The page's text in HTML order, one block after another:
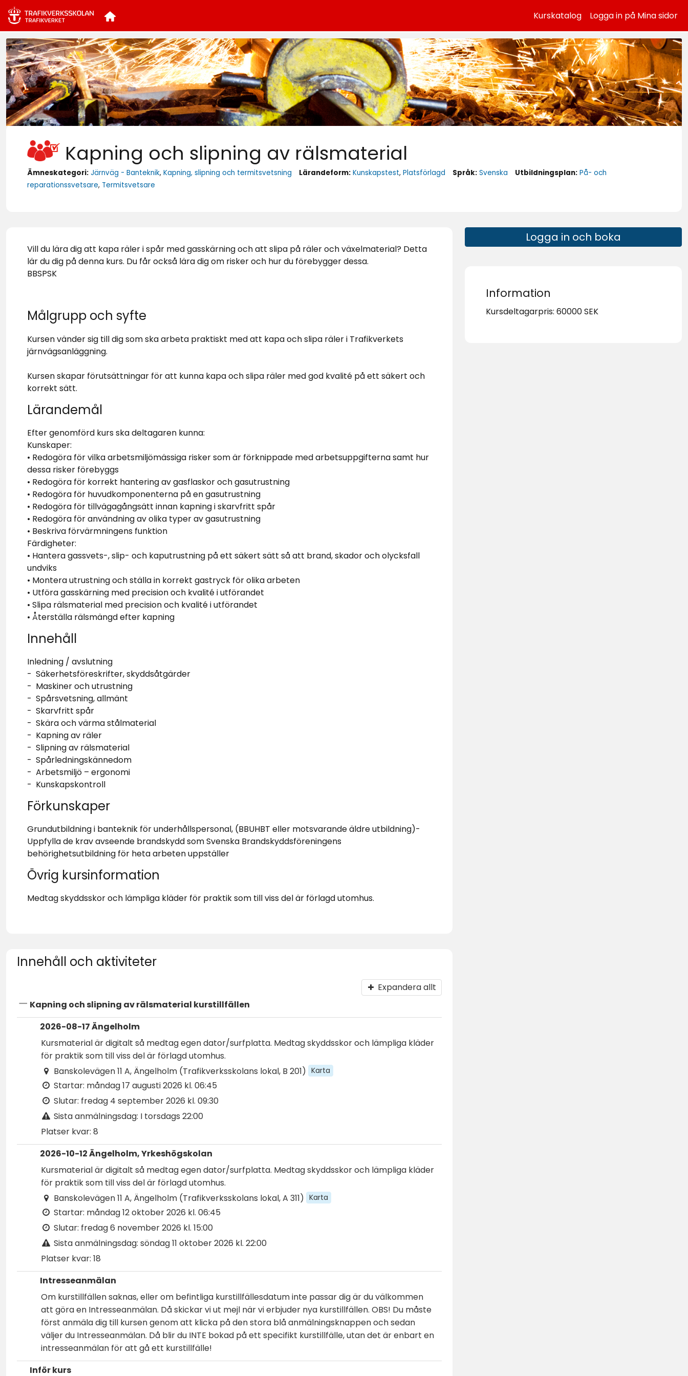
Kurskatalog Logga in på Mina sidor
Kapning och slipning av rälsmaterial
Ämneskategori: Järnväg - Banteknik, Kapning, slipning och termitsvetsning Lärandeform: Kunskapstest, Platsförlagd Språk: Svenska Utbildningsplan: På- och
reparationssvetsare, Termitsvetsare
Vill du lära dig att kapa räler i spår med gasskärning och att slipa på räler och växelmaterial? Detta
lär du dig på denna kurs. Du får också lära dig om risker och hur du förebygger dessa.
BBSPSK
Målgrupp och syfte
Kursen vänder sig till dig som ska arbeta praktiskt med att kapa och slipa räler i Trafikverkets
järnvägsanläggning.
Kursen skapar förutsättningar för att kunna kapa och slipa räler med god kvalité på ett säkert och
korrekt sätt.
Lärandemål
Efter genomförd kurs ska deltagaren kunna:
Kunskaper:
• Redogöra för vilka arbetsmiljömässiga risker som är förknippade med arbetsuppgifterna samt hur
dessa risker förebyggs
• Redogöra för korrekt hantering av gasflaskor och gasutrustning
• Redogöra för huvudkomponenterna på en gasutrustning
• Redogöra för tillvägagångsätt innan kapning i skarvfritt spår
• Redogöra för användning av olika typer av gasutrustning
• Beskriva förvärmningens funktion
Färdigheter:
• Hantera gassvets-, slip- och kaputrustning på ett säkert sätt så att brand, skador och olycksfall
undviks
• Montera utrustning och ställa in korrekt gastryck för olika arbeten
• Utföra gasskärning med precision och kvalité i utförandet
• Slipa rälsmaterial med precision och kvalité i utförandet
• Återställa rälsmängd efter kapning
Innehåll
Inledning / avslutning
- Säkerhetsföreskrifter, skyddsåtgärder
- Maskiner och utrustning
- Spårsvetsning, allmänt
- Skarvfritt spår
- Skära och värma stålmaterial
- Kapning av räler
- Slipning av rälsmaterial
- Spårledningskännedom
- Arbetsmiljö – ergonomi
- Kunskapskontroll
Förkunskaper
Grundutbildning i banteknik för underhållspersonal, (BBUHBT eller motsvarande äldre utbildning)-
Uppfylla de krav avseende brandskydd som Svenska Brandskyddsföreningens
behörighetsutbildning för heta arbeten uppställer
Övrig kursinformation
Medtag skyddsskor och lämpliga kläder för praktik som till viss del är förlagd utomhus.
Innehåll och aktiviteter
Expandera allt
Kapning och slipning av rälsmaterial kurstillfällen
2026-08-17 Ängelholm
Kursmaterial är digitalt så medtag egen dator/surfplatta. Medtag skyddsskor och lämpliga kläder
för praktik som till viss del är förlagd utomhus.
Banskolevägen 11 A, Ängelholm (Trafikverksskolans lokal, B 201) Karta
Startar: måndag 17 augusti 2026 kl. 06:45
Slutar: fredag 4 september 2026 kl. 09:30
Sista anmälningsdag: I torsdags 22:00
Platser kvar: 8
2026-10-12 Ängelholm, Yrkeshögskolan
Kursmaterial är digitalt så medtag egen dator/surfplatta. Medtag skyddsskor och lämpliga kläder
för praktik som till viss del är förlagd utomhus.
Banskolevägen 11 A, Ängelholm (Trafikverksskolans lokal, A 311) Karta
Startar: måndag 12 oktober 2026 kl. 06:45
Slutar: fredag 6 november 2026 kl. 15:00
Sista anmälningsdag: söndag 11 oktober 2026 kl. 22:00
Platser kvar: 18
Intresseanmälan
Om kurstillfällen saknas, eller om befintliga kurstillfällesdatum inte passar dig är du välkommen
att göra en Intresseanmälan. Då skickar vi ut mejl när vi erbjuder nya kurstillfällen. OBS! Du måste
först anmäla dig till kursen genom att klicka på den stora blå anmälningsknappen och sedan
väljer du Intresseanmälan. Då blir du INTE bokad på ett specifikt kurstillfälle, utan det är enbart en
intresseanmälan för att gå ett kurstillfälle!
Inför kurs
Logga in och boka
Information
Kursdeltagarpris: 60000 SEK